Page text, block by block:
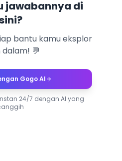
jawabannya di
bantu kamu eksplor
dalam! 💬
Gogo AI
24/7 dengan AI yang